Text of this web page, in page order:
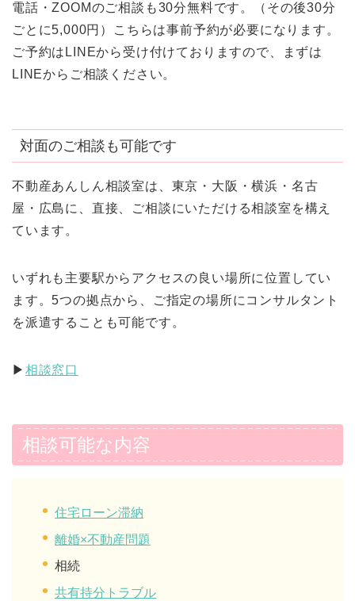
電話・ZOOMのご相談も30分無料です。（その後30分
ごとに5,000円）こちらは事前予約が必要になります。
ご予約はLINEから受け付けておりますので、まずは
LINEからご相談ください。
対面のご相談も可能です
不動産あんしん相談室は、東京・大阪・横浜・名古
屋・広島に、直接、ご相談にいただける相談室を構え
ています。
いずれも主要駅からアクセスの良い場所に位置してい
ます。5つの拠点から、ご指定の場所にコンサルタント
を派遣することも可能です。
▶︎ 相談窓口
相談可能な内容
住宅ローン滞納
離婚×不動産問題
相続
共有持分トラブル